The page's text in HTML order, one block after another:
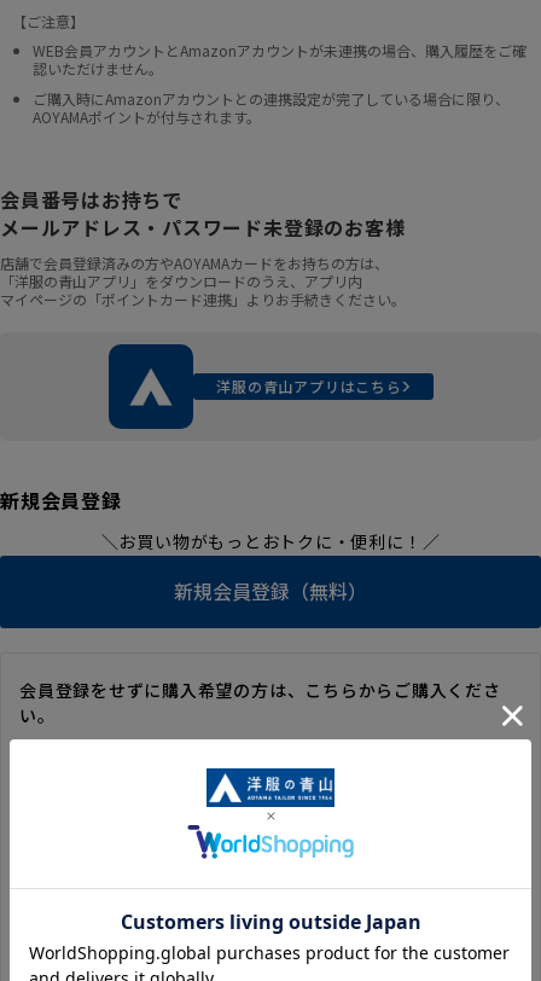
【ご注意】
WEB会員アカウントとAmazonアカウントが未連携の場合、購入履歴をご確
認いただけません。
ご購入時にAmazonアカウントとの連携設定が完了している場合に限り、
AOYAMAポイントが付与されます。
会員番号はお持ちで
メールアドレス・パスワード未登録のお客様
店舗で会員登録済みの方やAOYAMAカードをお持ちの方は、
「洋服の青山アプリ」をダウンロードのうえ、アプリ内
マイページの「ポイントカード連携」よりお手続きください。
洋服の青山アプリはこちら
新規会員登録
＼お買い物がもっとおトクに・便利に！／
新規会員登録（無料）
会員登録をせずに購入希望の方は、こちらからご購入くださ
い。
毎回のご注文時に入力いただく必要があります。
※洋服の青山オンラインストアのポイントは付与されません。
また、ゲスト購入後の会員情報統合・ポイントの付与は、対応
※購入履歴の確認、領収書の発行、キャンセル手続きはご利用
いただけません。